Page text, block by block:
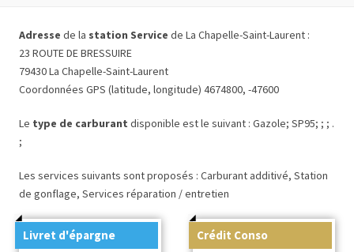
Adresse de la station Service de La Chapelle-Saint-Laurent :
23 ROUTE DE BRESSUIRE
79430 La Chapelle-Saint-Laurent
Coordonnées GPS (latitude, longitude) 4674800, -47600
Le type de carburant disponible est le suivant : Gazole; SP95; ; ; .
;
Les services suivants sont proposés : Carburant additivé, Station
de gonflage, Services réparation / entretien
Livret d'épargne Crédit Conso